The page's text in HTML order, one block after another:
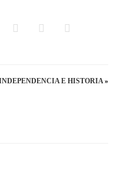
E HISTORIA»